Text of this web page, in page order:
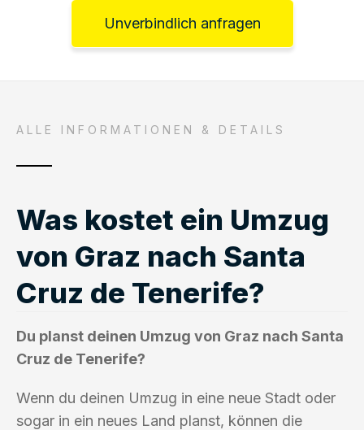
Unverbindlich anfragen
ALLE INFORMATIONEN & DETAILS
Was kostet ein Umzug
von Graz nach Santa
Cruz de Tenerife?
Du planst deinen Umzug von Graz nach Santa
Cruz de Tenerife?
Wenn du deinen Umzug in eine neue Stadt oder
sogar in ein neues Land planst, können die